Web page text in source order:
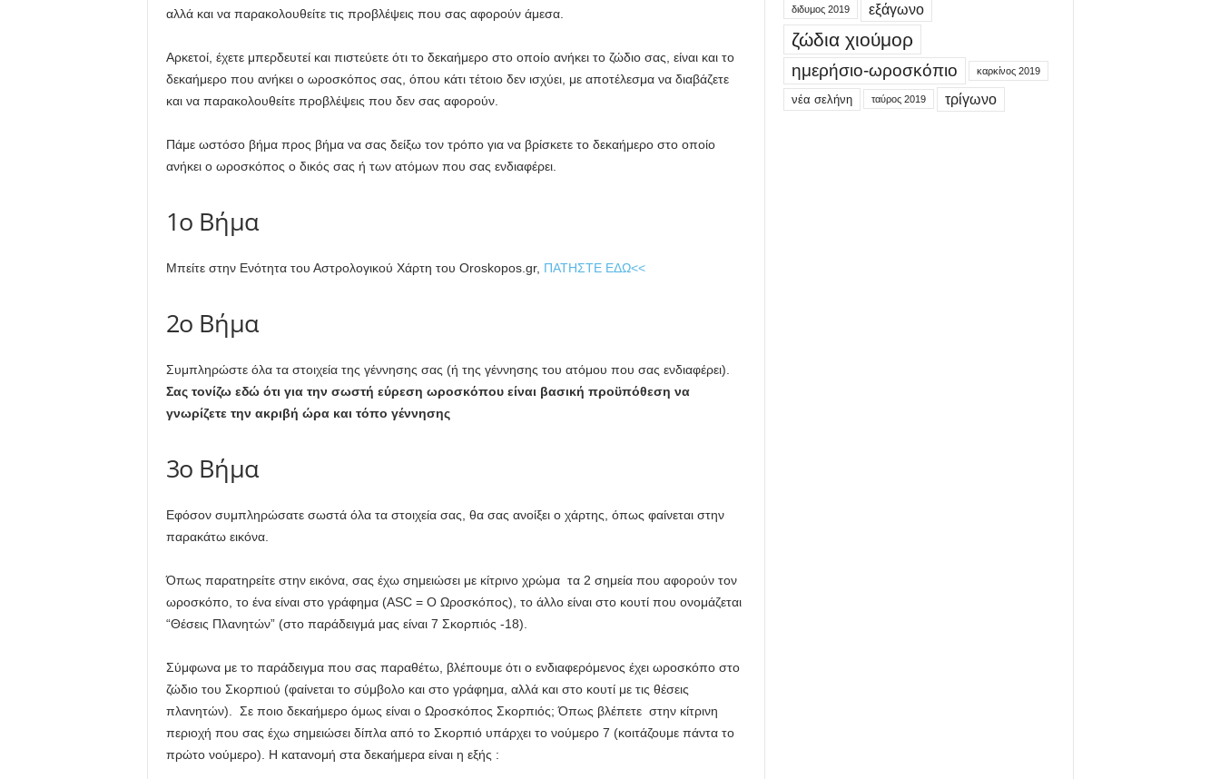
αλλά και να παρακολουθείτε τις προβλέψεις που σας αφορούν άμεσα.
Αρκετοί, έχετε μπερδευτεί και πιστεύετε ότι το δεκαήμερο στο οποίο ανήκει το ζώδιο σας, είναι και το
δεκαήμερο που ανήκει ο ωροσκόπος σας, όπου κάτι τέτοιο δεν ισχύει, με αποτέλεσμα να διαβάζετε
και να παρακολουθείτε προβλέψεις που δεν σας αφορούν.
Πάμε ωστόσο βήμα προς βήμα να σας δείξω τον τρόπο για να βρίσκετε το δεκαήμερο στο οποίο
ανήκει ο ωροσκόπος ο δικός σας ή των ατόμων που σας ενδιαφέρει.
1ο Βήμα
Μπείτε στην Ενότητα του Αστρολογικού Χάρτη του Oroskopos.gr, ΠΑΤΗΣΤΕ ΕΔΩ<<
2ο Βήμα
Συμπληρώστε όλα τα στοιχεία της γέννησης σας (ή της γέννησης του ατόμου που σας ενδιαφέρει).
Σας τονίζω εδώ ότι για την σωστή εύρεση ωροσκόπου είναι βασική προϋπόθεση να
γνωρίζετε την ακριβή ώρα και τόπο γέννησης
3ο Βήμα
Εφόσον συμπληρώσατε σωστά όλα τα στοιχεία σας, θα σας ανοίξει ο χάρτης, όπως φαίνεται στην
παρακάτω εικόνα.
Όπως παρατηρείτε στην εικόνα, σας έχω σημειώσει με κίτρινο χρώμα τα 2 σημεία που αφορούν τον
ωροσκόπο, το ένα είναι στο γράφημα (ASC = Ο Ωροσκόπος), το άλλο είναι στο κουτί που ονομάζεται
“Θέσεις Πλανητών” (στο παράδειγμά μας είναι 7 Σκορπιός -18).
Σύμφωνα με το παράδειγμα που σας παραθέτω, βλέπουμε ότι ο ενδιαφερόμενος έχει ωροσκόπο στο
ζώδιο του Σκορπιού (φαίνεται το σύμβολο και στο γράφημα, αλλά και στο κουτί με τις θέσεις
πλανητών). Σε ποιο δεκαήμερο όμως είναι ο Ωροσκόπος Σκορπιός; Όπως βλέπετε στην κίτρινη
περιοχή που σας έχω σημειώσει δίπλα από το Σκορπιό υπάρχει το νούμερο 7 (κοιτάζουμε πάντα το
πρώτο νούμερο). Η κατανομή στα δεκαήμερα είναι η εξής :
διδυμος 2019 εξάγωνο
ζώδια χιούμορ
ημερήσιο-ωροσκόπιο καρκίνος 2019
νέα σελήνη ταύρος 2019 τρίγωνο